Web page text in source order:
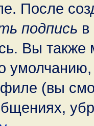
После
подпись
Вы также
(вы